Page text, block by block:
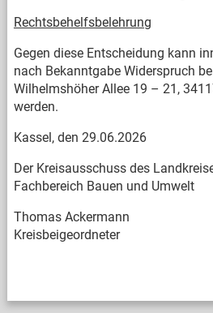
Rechtsbehelfsbelehrung
Gegen diese Entscheidung kann
nach Bekanntgabe Widerspruch
Wilhelmshöher Allee 19 – 21,
werden.
Kassel, den 29.06.2026
Der Kreisausschuss des
Fachbereich Bauen und Umwelt
Thomas Ackermann
Kreisbeigeordneter